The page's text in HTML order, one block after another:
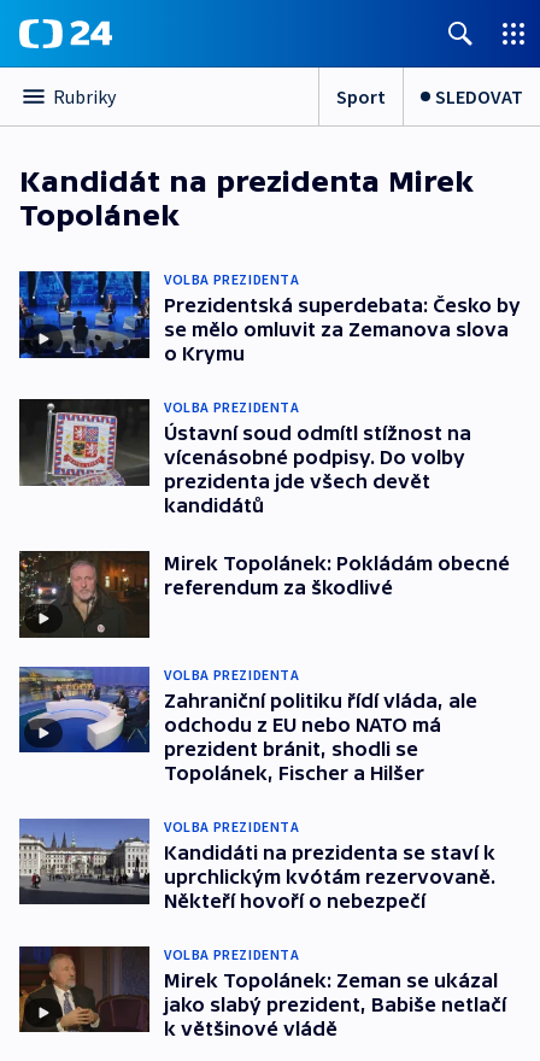
Rubriky Sport SLEDOVAT
Kandidát na prezidenta Mirek
Topolánek
VOLBA PREZIDENTA
Prezidentská superdebata: Česko by
se mělo omluvit za Zemanova slova
o Krymu
VOLBA PREZIDENTA
Ústavní soud odmítl stížnost na
vícenásobné podpisy. Do volby
prezidenta jde všech devět
kandidátů
Mirek Topolánek: Pokládám obecné
referendum za škodlivé
VOLBA PREZIDENTA
Zahraniční politiku řídí vláda, ale
odchodu z EU nebo NATO má
prezident bránit, shodli se
Topolánek, Fischer a Hilšer
VOLBA PREZIDENTA
Kandidáti na prezidenta se staví k
uprchlickým kvótám rezervovaně.
Někteří hovoří o nebezpečí
VOLBA PREZIDENTA
Mirek Topolánek: Zeman se ukázal
jako slabý prezident, Babiše netlačí
k většinové vládě